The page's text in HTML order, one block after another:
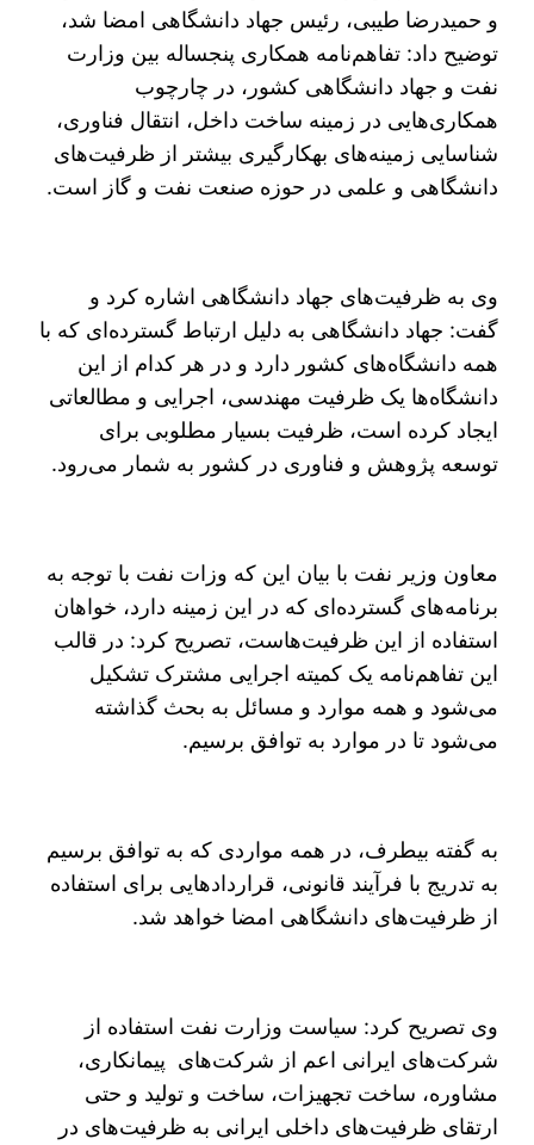
و حمیدرضا طیبی، رئیس جهاد دانشگاهی امضا شد،
توضیح داد: تفاهم‌نامه همکاری پنجساله بین وزارت
نفت و جهاد دانشگاهی کشور، در چارچوب
همکاری‌هایی در زمینه ساخت داخل، انتقال فناوری،
شناسایی زمینه‌های به‎کارگیری بیشتر از ظرفیت‌های
دانشگاهی و علمی در حوزه صنعت نفت و گاز است.
وی به ظرفیت‌های جهاد دانشگاهی اشاره کرد و
گفت: جهاد دانشگاهی به دلیل ارتباط گسترده‌ای که با
همه دانشگاه‌های کشور دارد و در هر کدام از این
دانشگاه‌ها یک ظرفیت‌ مهندسی، اجرایی و مطالعاتی
ایجاد کرده است، ظرفیت بسیار مطلوبی برای
توسعه پژوهش و فناوری در کشور به شمار می‌رود.
معاون وزیر نفت با بیان این که وزات نفت با توجه به
برنامه‌های گسترده‌ای که در این زمینه دارد، خواهان
استفاده از این ظرفیت‌هاست، تصریح کرد: در قالب
این تفاهم‌نامه یک کمیته اجرایی مشترک تشکیل
می‌شود و همه موارد و مسائل به بحث گذاشته
می‌شود تا در موارد به توافق برسیم.
به گفته بیطرف، در همه مواردی که به توافق برسیم
به تدریج با فرآیند قانونی،‌ قراردادهایی برای استفاده
از ظرفیت‌های دانشگاهی امضا خواهد شد.
وی تصریح کرد: سیاست وزارت نفت استفاده از
شرکت‌های ایرانی اعم از شرکت‌های پیمانکاری،
مشاوره، ساخت تجهیزات، ساخت و تولید و حتی
ارتقای ظرفیت‌های داخلی ایرانی به ظرفیت‌های در